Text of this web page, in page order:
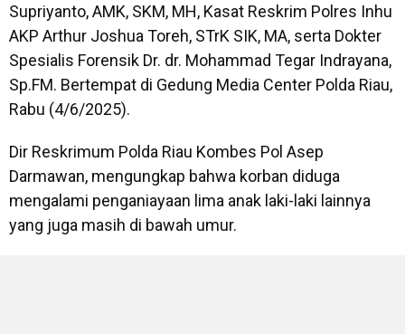
Supriyanto, AMK, SKM, MH, Kasat Reskrim Polres Inhu
AKP Arthur Joshua Toreh, STrK SIK, MA, serta Dokter
Spesialis Forensik Dr. dr. Mohammad Tegar Indrayana,
Sp.FM. Bertempat di Gedung Media Center Polda Riau,
Rabu (4/6/2025).
Dir Reskrimum Polda Riau Kombes Pol Asep
Darmawan, mengungkap bahwa korban diduga
mengalami penganiayaan lima anak laki-laki lainnya
yang juga masih di bawah umur.